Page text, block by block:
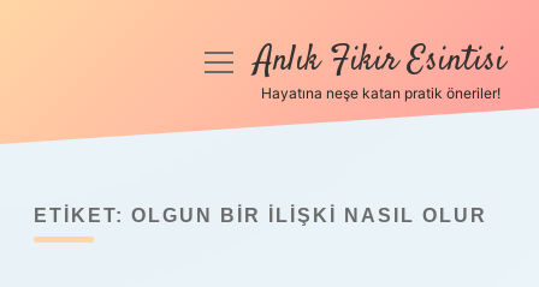
Anasayfa
Yasal Uyarı
menüyüAnlık Fikir Esintisi
Hayatına neşe katan pratik öneriler!
ETIKET: OLGUN BIR ILIŞKI NASIL OLUR